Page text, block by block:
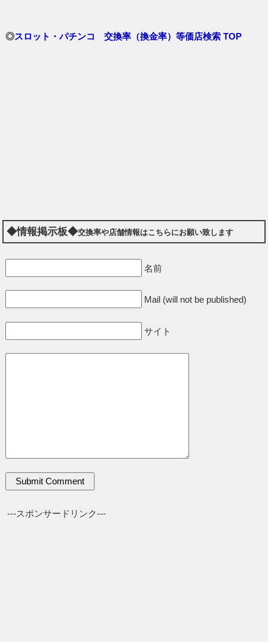
◎スロット・パチンコ 交換率（換金率）等価店検索 TOP
◆情報掲示板◆交換率や店舗情報はこちらにお願い致します
名前
Mail (will not be published)
サイト
---スポンサードリンク---